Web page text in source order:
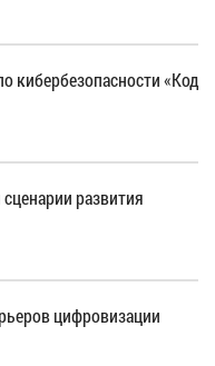
кибербезопасности «Код
развития
цифровизации